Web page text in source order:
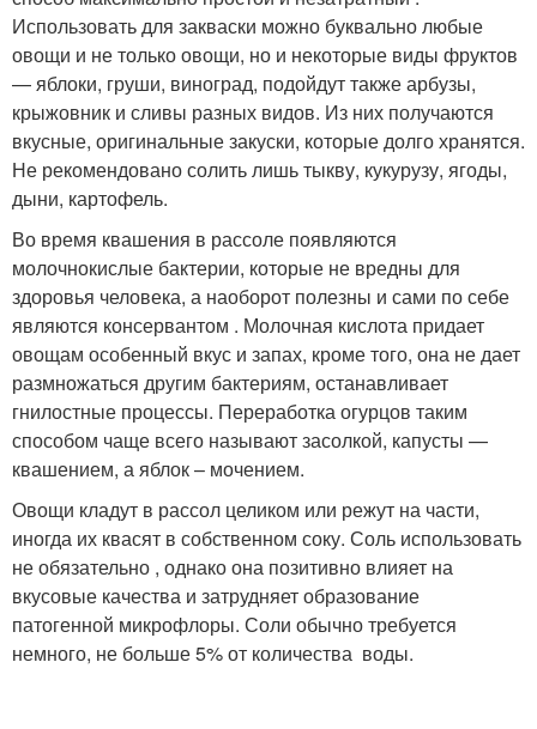
Использовать для закваски можно буквально любые
овощи и не только овощи, но и некоторые виды фруктов
— яблоки, груши, виноград, подойдут также арбузы,
крыжовник и сливы разных видов. Из них получаются
вкусные, оригинальные закуски, которые долго хранятся.
Не рекомендовано солить лишь тыкву, кукурузу, ягоды,
дыни, картофель.
Во время квашения в рассоле появляются
молочнокислые бактерии, которые не вредны для
здоровья человека, а наоборот полезны и сами по себе
являются консервантом . Молочная кислота придает
овощам особенный вкус и запах, кроме того, она не дает
размножаться другим бактериям, останавливает
гнилостные процессы. Переработка огурцов таким
способом чаще всего называют засолкой, капусты —
квашением, а яблок – мочением.
Овощи кладут в рассол целиком или режут на части,
иногда их квасят в собственном соку. Соль использовать
не обязательно , однако она позитивно влияет на
вкусовые качества и затрудняет образование
патогенной микрофлоры. Соли обычно требуется
немного, не больше 5% от количества воды.